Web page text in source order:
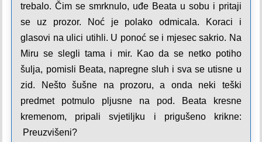
trebalo. Čim se smrknulo, uđe Beata u sobu i pritaji
se uz prozor. Noć je polako odmicala. Koraci i
glasovi na ulici utihli. U ponoć se i mjesec sakrio. Na
Miru se slegli tama i mir. Kao da se netko potiho
šulja, pomisli Beata, napregne sluh i sva se utisne u
zid. Nešto šušne na prozoru, a onda neki teški
predmet potmulo pljusne na pod. Beata kresne
kremenom, pripali svjetiljku i prigušeno krikne:
Preuzvišeni?